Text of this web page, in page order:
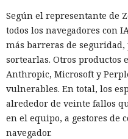
Según el representante de
todos los navegadores con
más barreras de
sortearlas. Otros productos
Anthropic, Microsoft y
vulnerables. En total, los
alrededor de veinte fallos
en el equipo, a gestores de
navegador.